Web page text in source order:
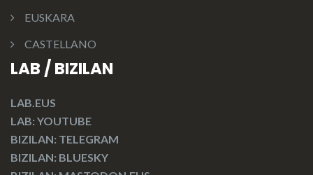
EUSKARA
CASTELLANO
LAB / BIZILAN
LAB.EUS
LAB: YOUTUBE
BIZILAN: TELEGRAM
BIZILAN: BLUESKY